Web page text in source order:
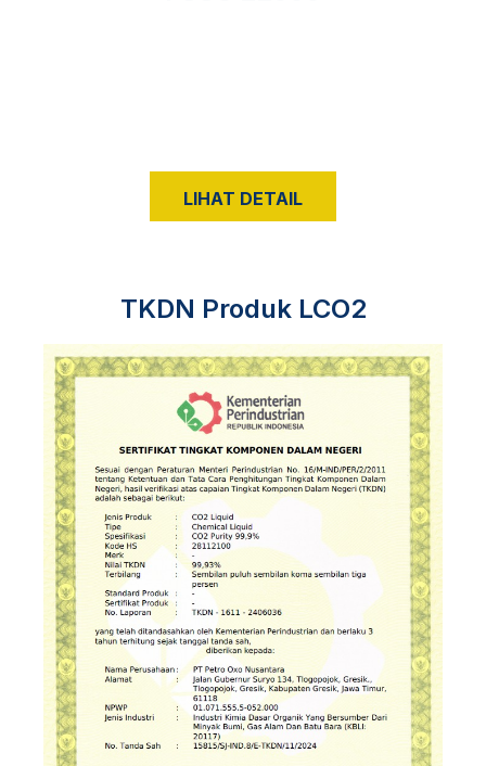
LIHAT DETAIL
TKDN Produk LCO2